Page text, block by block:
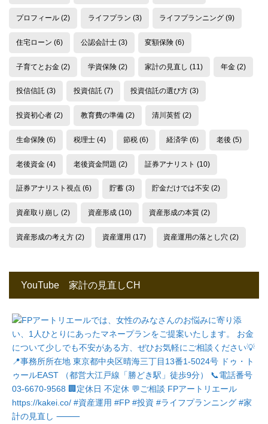
プロフィール(2) ライフプラン (3) ライフプランニング (9)
住宅ローン (6) 公認会計士(3) 変額保険 (6)
子育てとお金(2) 学資保険(2) 家計の見直し (11) 年金 (2)
投信信託(3) 投資信託(7) 投資信託の選び方 (3)
投資初心者(2) 教育費の準備(2) 清川英哲 (2)
生命保険(6) 税理士(4) 節税 (6) 経済学 (6) 老後 (5)
老後資金(4) 老後資金問題 (2) 証券アナリスト (10)
証券アナリスト視点 (6) 貯蓄(3) 貯金だけでは不安 (2)
資産取り崩し (2) 資産形成(10) 資産形成の本質 (2)
資産形成の考え方(2) 資産運用 (17) 資産運用の落とし穴 (2)
YouTube 家計の見直しCH